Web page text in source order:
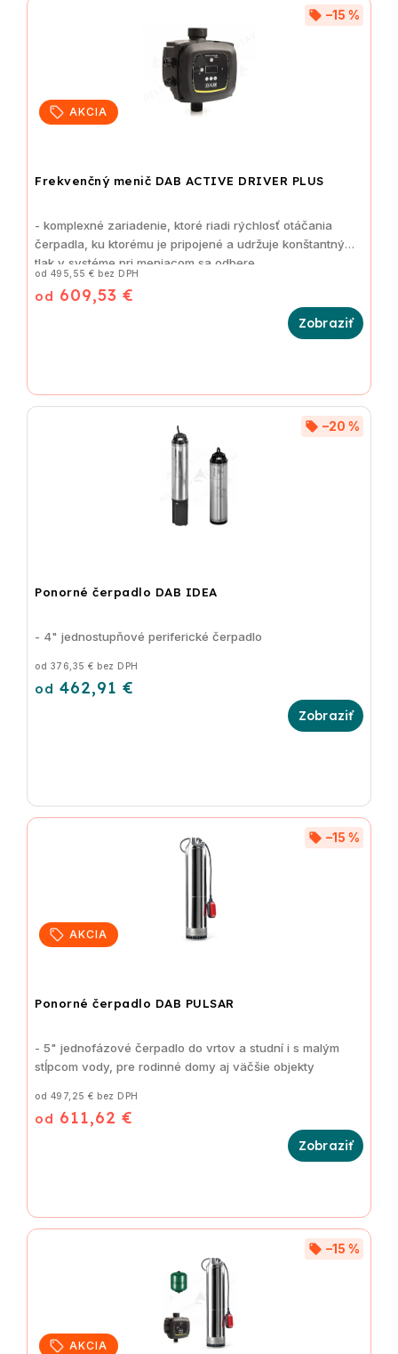
AKCIA
Frekvenčný menič DAB ACTIVE DRIVER PLUS
–15 %
od 495,55 € bez DPH
od 609,53 €
- komplexné zariadenie, ktoré riadi rýchlosť otáčania
čerpadla, ku ktorému je pripojené a udržuje konštantný
tlak v systéme pri meniacom sa odbere
Ponorné čerpadlo DAB IDEA
–20 %
od 376,35 € bez DPH
od 462,91 €
- 4" jednostupňové periferické čerpadlo
AKCIA
Ponorné čerpadlo DAB PULSAR
–15 %
od 497,25 € bez DPH
od 611,62 €
- 5" jednofázové čerpadlo do vrtov a studní i s malým
stĺpcom vody, pre rodinné domy aj väčšie objekty
AKCIA
–15 %